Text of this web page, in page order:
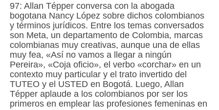
97: Allan Tépper conversa con la abogada
bogotana Nancy López sobre dichos colombianos
y términos jurídicos. Entre los temas conversados
son Meta, un departamento de Colombia, marcas
colombianas muy creativas, aunque una de ellas
muy fea, «Así no vamos a llegar a ningún
Pereira», «Coja oficio», el verbo «corchar» en un
contexto muy particular y el trato invertido del
TUTEO y el USTED en Bogotá. Luego, Allan
Tépper aplaude a los colombianos por ser los
primeros en emplear las profesiones femeninas en